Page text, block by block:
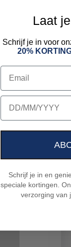
Laat
Schrijf je in voor
20%
Email
birthday
Schrijf je in en
speciale kortingen.
verzorging van